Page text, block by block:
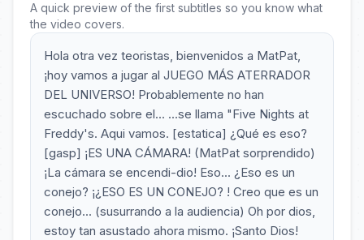
A quick preview of the first subtitles so you know what
the video covers.
Hola otra vez teoristas, bienvenidos a MatPat,
¡hoy vamos a jugar al JUEGO MÁS ATERRADOR
DEL UNIVERSO! Probablemente no han
escuchado sobre el... ...se llama "Five Nights at
Freddy's. Aqui vamos. [estatica] ¿Qué es eso?
[gasp] ¡ES UNA CÁMARA! (MatPat sorprendido)
¡La cámara se encendi-dio! Eso... ¿Eso es un
conejo? ¡¿ESO ES UN CONEJO? ! Creo que es un
conejo... (susurrando a la audiencia) Oh por dios,
estoy tan asustado ahora mismo. ¡Santo Dios!